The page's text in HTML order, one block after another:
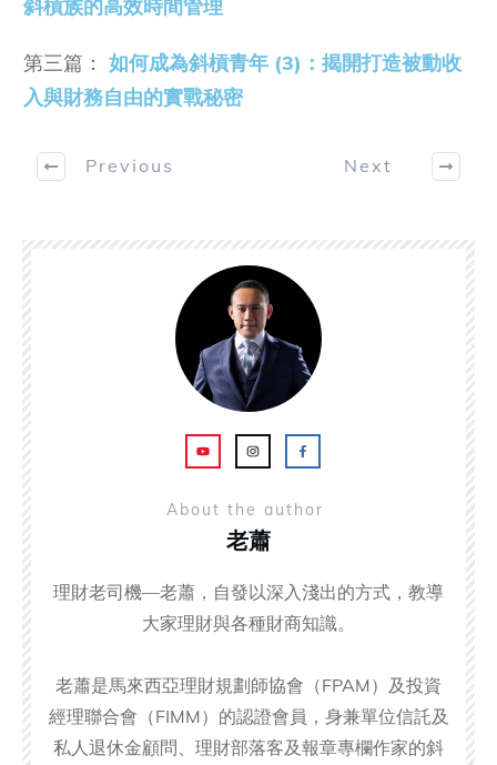
斜槓族的高效時間管理
第三篇： 如何成為斜槓青年 (3)：揭開打造被動收
入與財務自由的實戰秘密
Previous Next
About the author
老蕭
理財老司機—老蕭，自發以深入淺出的方式，教導
大家理財與各種財商知識。
老蕭是馬來西亞理財規劃師協會（FPAM）及投資
經理聯合會（FIMM）的認證會員，身兼單位信託及
私人退休金顧問、理財部落客及報章專欄作家的斜